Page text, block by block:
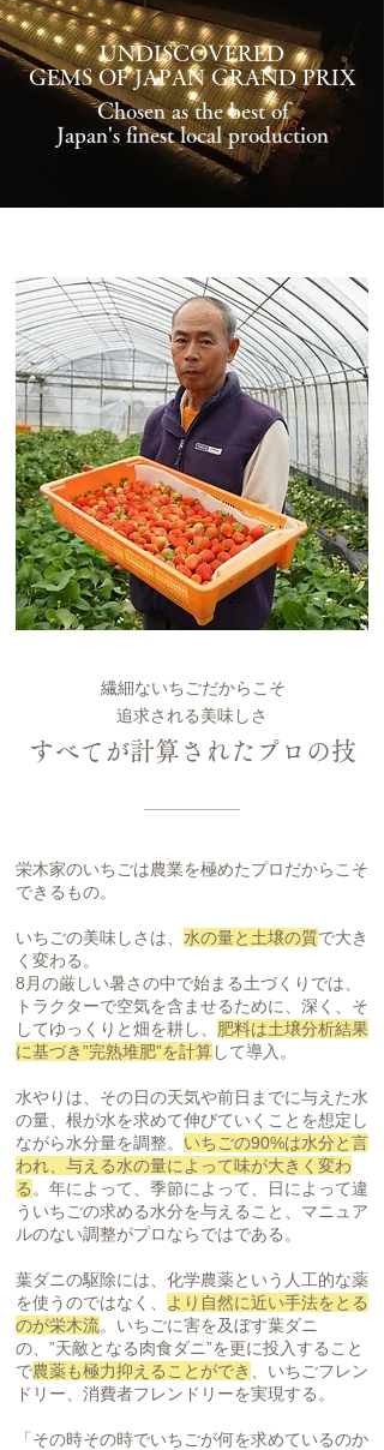
UNDISCOVERED
GEMS OF JAPAN GRAND PRIX
Chosen as the best of
Japan's finest local production
繊細ないちごだからこそ
追求される美味しさ
すべてが計算されたプロの技
栄木家のいちごは農業を極めたプロだからこそ
できるもの。
いちごの美味しさは、 水の量と土壌の質で大き
く変わる。
8月の厳しい暑さの中で始まる土づくりでは、
トラクターで空気を含ませるために、深く、そ
してゆっくりと畑を耕し、
肥料は土壌分析結果
に基づき”完熟堆肥”を計算して導入。
水やりは、その日の天気や前日までに与えた水
の量、根が水を求めて伸びていくことを想定し
ながら水分量を調整。 いちごの90%は水分と言
われ、与える水の量によって味が大きく変わ
る 。年によって、季節によって、日によって違
ういちごの求める水分を与えること、マニュア
ルのない調整がプロならではである。
葉ダニの駆除には、化学農薬という人工的な薬
を使うのではなく、
より自然に近い手法をとる
のが栄木流。いちごに害を及ぼす葉ダニ
の、”天敵となる肉食ダニ”を更に投入すること
で農薬も極力抑えることができ
、いちごフレン
ドリー、消費者フレンドリーを実現する。
「その時その時でいちごが何を求めているのか